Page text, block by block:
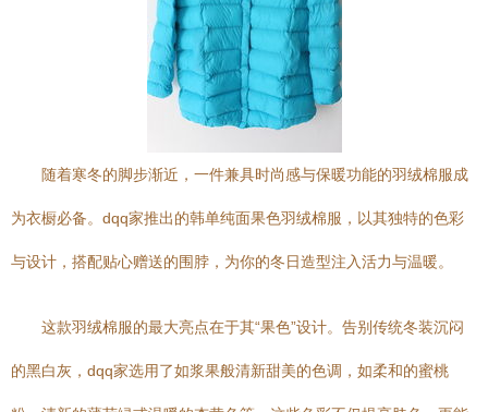
随着寒冬的脚步渐近，一件兼具时尚感与保暖功能的羽绒棉服成
为衣橱必备。dqq家推出的韩单纯面果色羽绒棉服，以其独特的色彩
与设计，搭配贴心赠送的围脖，为你的冬日造型注入活力与温暖。
这款羽绒棉服的最大亮点在于其“果色”设计。告别传统冬装沉闷
的黑白灰，dqq家选用了如浆果般清新甜美的色调，如柔和的蜜桃